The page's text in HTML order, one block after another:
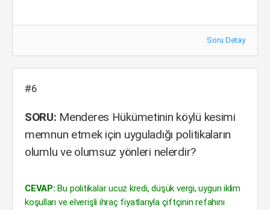
Soru Detay
#6
SORU: Menderes Hükümetinin köylü kesimi
memnun etmek için uyguladığı politikaların
olumlu ve olumsuz yönleri nelerdir?
CEVAP: Bu politikalar ucuz kredi, düşük vergi, uygun iklim
koşulları ve elverişli ihraç fiyatlarıyla çiftçinin refahını